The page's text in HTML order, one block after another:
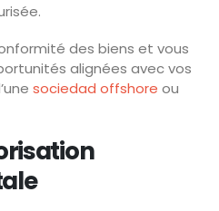
des biens et vous
alignées avec vos
sociedad offshore ou